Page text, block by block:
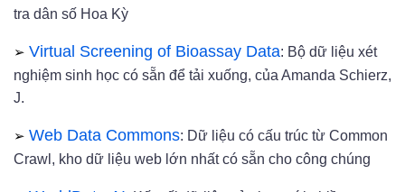
tra dân số Hoa Kỳ
➢ Virtual Screening of Bioassay Data: Bộ dữ liệu xét
nghiệm sinh học có sẵn để tải xuống, của Amanda Schierz,
J.
➢ Web Data Commons: Dữ liệu có cấu trúc từ Common
Crawl, kho dữ liệu web lớn nhất có sẵn cho công chúng